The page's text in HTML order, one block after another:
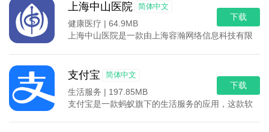
上海中山医院 简体中文
健康医疗 | 64.9MB
上海中山医院是一款由上海容瀚网络信息科技有限公
下载
支付宝 简体中文
生活服务 | 197.85MB
支付宝是一款蚂蚁旗下的生活服务的应用，这款软件
下载